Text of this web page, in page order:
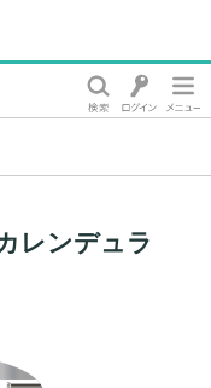
レンデュラ